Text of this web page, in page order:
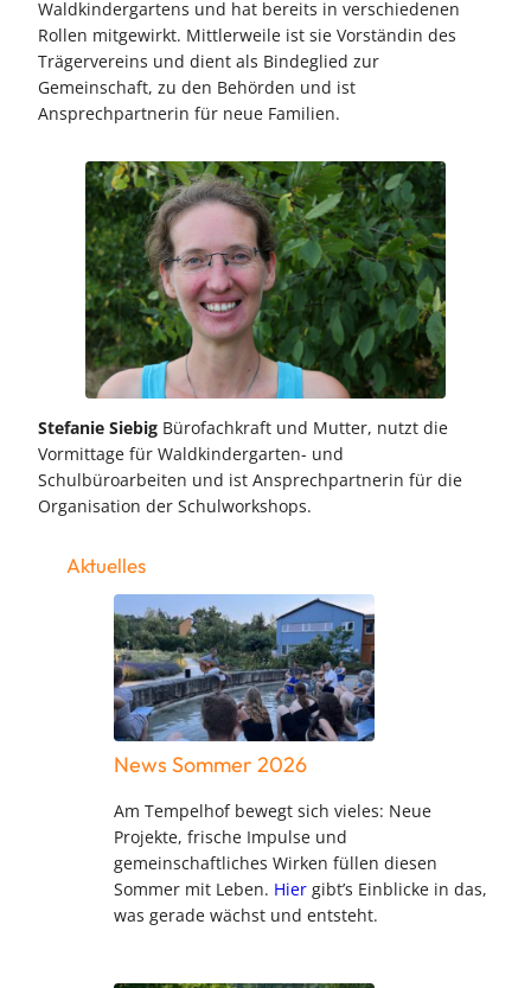
Waldkindergartens und hat bereits in verschiedenen
Rollen mitgewirkt. Mittlerweile ist sie Vorständin des
Trägervereins und dient als Bindeglied zur
Gemeinschaft, zu den Behörden und ist
Ansprechpartnerin für neue Familien.
Stefanie Siebig Bürofachkraft und Mutter, nutzt die
Vormittage für Waldkindergarten- und
Schulbüroarbeiten und ist Ansprechpartnerin für die
Organisation der Schulworkshops.
Aktuelles
News Sommer 2026
Am Tempelhof bewegt sich vieles: Neue
Projekte, frische Impulse und
gemeinschaftliches Wirken füllen diesen
Sommer mit Leben. Hier gibt’s Einblicke in das,
was gerade wächst und entsteht.